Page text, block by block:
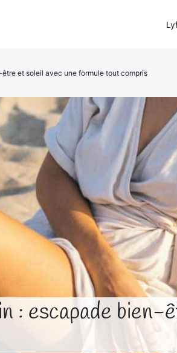
: escapade
et soleil avec une formule tout compris